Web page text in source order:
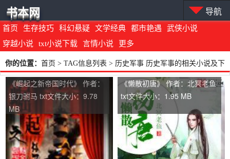
首页 生存技巧 科幻悬疑 文学经典 都市艳遇
武侠小说
穿越小说
txt小说下载 言情小说 更多
书本网 导航
你的位置： 首页 > TAG信息列表 > 历史军事 历史军事的相关小说及下
载地址
《崛起之新帝国时代》 作者：
银刀驸马 txt文件大小：9.78
MB
《懒散初唐》 作者：北冥老鱼
txt文件大小：1.95 MB